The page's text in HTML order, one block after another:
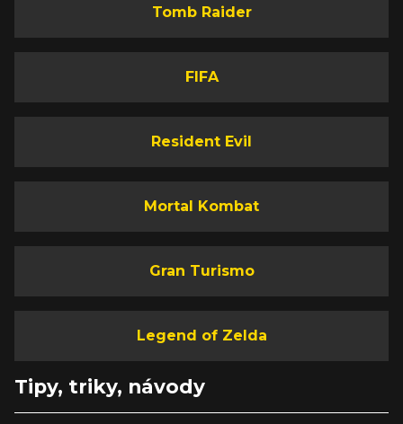
Tomb Raider
FIFA
Resident Evil
Mortal Kombat
Gran Turismo
Legend of Zelda
Tipy, triky, návody